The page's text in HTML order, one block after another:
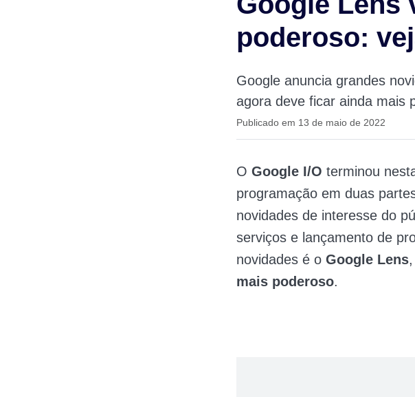
poderoso:
Google anuncia grandes
agora deve ficar ainda mais
Publicado em 13 de maio de 2022
O Google I/O terminou
programação em duas
novidades de interesse do
serviços e lançamento de
novidades é o Google Lens
mais poderoso.